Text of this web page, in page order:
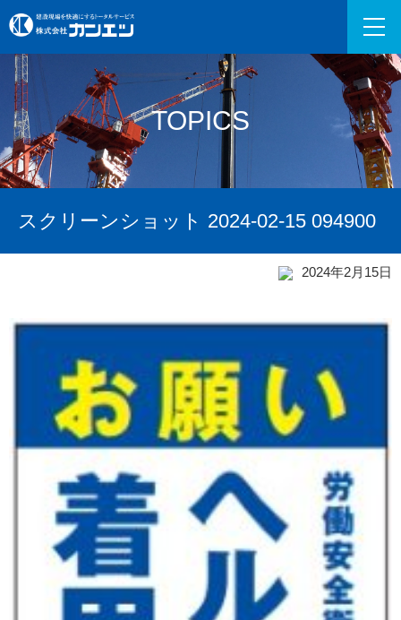
TOPICS
スクリーンショット 2024-02-15 094900
2024年2月15日